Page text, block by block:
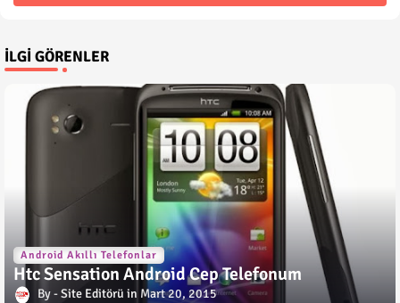
İLGI GÖRENLER
Android Akıllı Telefonlar
Htc Sensation Android Cep Telefonum
Site Editörü Mart 20, 2015